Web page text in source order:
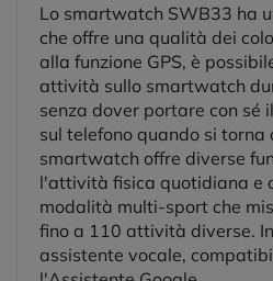
Lo smartwatch SWB33 ha
che offre una qualità dei
alla funzione GPS, è
attività sullo smartwatch
senza dover portare con sé
sul telefono quando si torna
smartwatch offre diverse
l'attività fisica quotidiana e
modalità multi-sport che
fino a 110 attività diverse.
assistente vocale,